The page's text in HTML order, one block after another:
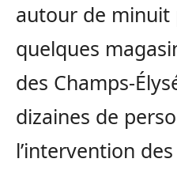
autour de minuit
quelques
des Champs-
dizaines de
l’intervention